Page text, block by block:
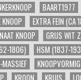
BAART1977
KNOOP EXTRA FEIN (CA
KNOOP GRIJS WIT
1806)
HSM (1837-
MASSIEF
KROON KRUIS